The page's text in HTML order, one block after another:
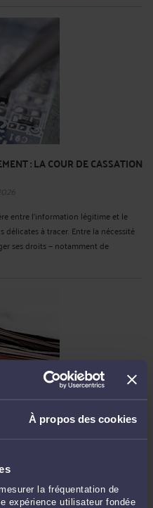
À propos des cookies
la fréquentation de
expérience utilisateur fondée
: LA COUR DE CASSATION
entre l’information légitime et le
à tracer. Entre la nécessité
ses droits — notamment de
LA PRESSE : LE TRIBUNAL
RETRAIT PARTIEL D’UN